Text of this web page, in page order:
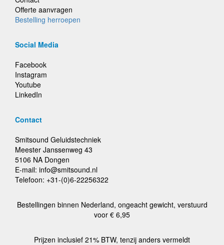
Offerte aanvragen
Bestelling herroepen
Social Media
Facebook
Instagram
Youtube
LinkedIn
Contact
Smitsound Geluidstechniek
Meester Janssenweg 43
5106 NA Dongen
E-mail: info@smitsound.nl
Telefoon: +31-(0)6-22256322
Bestellingen binnen Nederland, ongeacht gewicht, verstuurd
voor € 6,95
Prijzen inclusief 21% BTW, tenzij anders vermeldt